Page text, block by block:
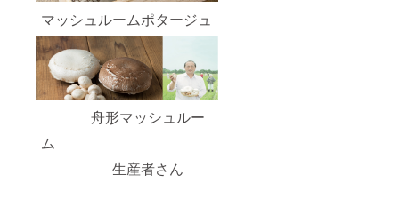
マッシュルームポタージュ
舟形マッシュルー
ム
生産者さん